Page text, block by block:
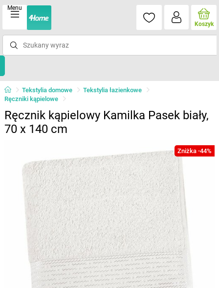
Menu
Koszyk
Tekstylia domowe
Tekstylia łazienkowe
Ręczniki kąpielowe
Ręcznik kąpielowy Kamilka Pasek biały,
70 x 140 cm
Zniżka -44%